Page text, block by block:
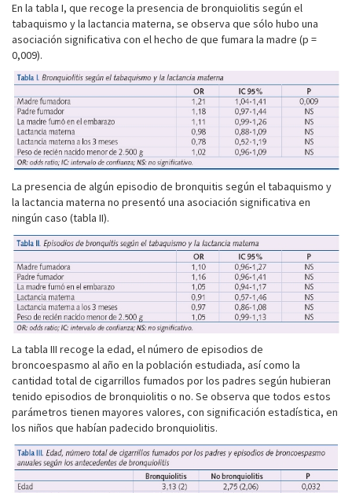
En la tabla I, que recoge la presencia de bronquiolitis según el
tabaquismo y la lactancia materna, se observa que sólo hubo una
asociación significativa con el hecho de que fumara la madre (p =
0,009).
La presencia de algún episodio de bronquitis según el tabaquismo y
la lactancia materna no presentó una asociación significativa en
ningún caso (tabla II).
La tabla III recoge la edad, el número de episodios de
broncoespasmo al año en la población estudiada, así como la
cantidad total de cigarrillos fumados por los padres según hubieran
tenido episodios de bronquiolitis o no. Se observa que todos estos
parámetros tienen mayores valores, con significación estadística, en
los niños que habían padecido bronquiolitis.